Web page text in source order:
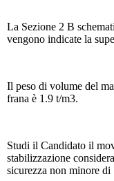
La Sezione 2 B
vengono indicate la
Il peso di volume del
frana è 1.9 t/m3.
Studi il Candidato il
stabilizzazione
sicurezza non minore di